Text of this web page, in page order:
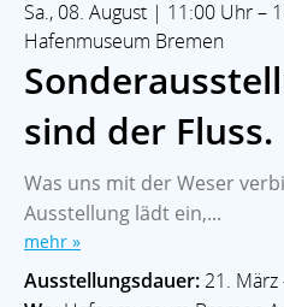
Sa., 08. August | 11:00 Uhr –
Hafenmuseum Bremen
sind der Fluss.
Was uns mit der Weser
Ausstellung lädt ein,...
mehr »
Ausstellungsdauer:21. März